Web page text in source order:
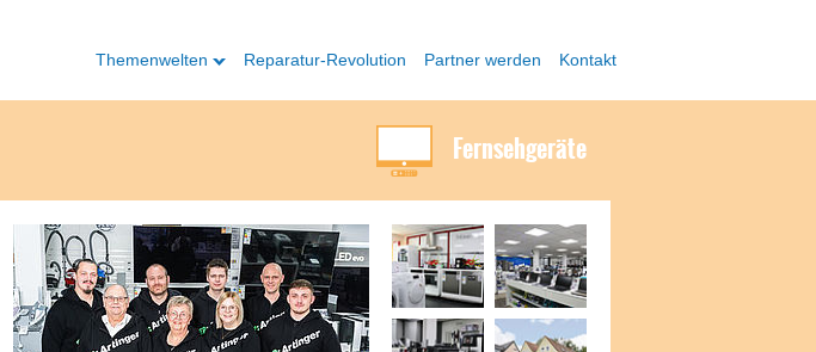
Themenwelten Reparatur-Revolution Partner werden Kontakt
Fernsehgeräte